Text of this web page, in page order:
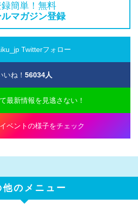
簡単！無料
マガジン登録
Twitterフォロー
いね！ 56034人
最新情報を見逃さない！
ベントの様子をチェック
他のメニュー